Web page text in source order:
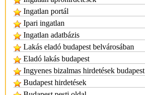
Ingatlan portál
Ipari ingatlan
Ingatlan adatbázis
Lakás eladó budapest belvárosában
Eladó lakás budapest
Ingyenes bizalmas hirdetések budapest
Budapest hirdetések